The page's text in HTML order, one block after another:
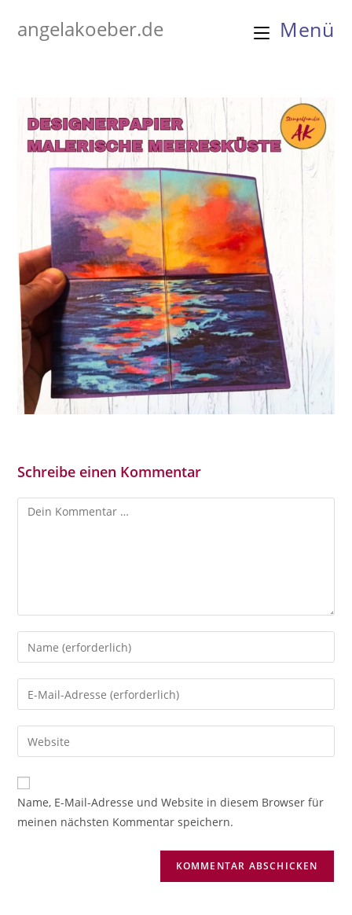
Inhaltangelakoeber.de Menü
Schreibe einen Kommentar
Kommentar
Gib
deinen
Namen
oder
zum
Kommentieren
ein
Gib
deine
E-
Mail-
zum
Kommentieren
ein
Gib
deine
Website-
URL
Name, E-Mail-Adresse und Website in diesem Browser für
meinen nächsten Kommentar speichern.